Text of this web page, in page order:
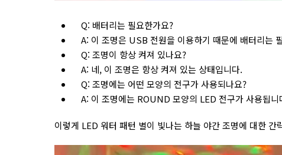
Q: 배터리는 필요한가요?
A: 이 조명은 USB 전원을 이용하기 때문에 배터리는
Q: 조명이 항상 켜져 있나요?
A: 네, 이 조명은 항상 켜져 있는 상태입니다.
Q: 조명에는 어떤 모양의 전구가 사용되나요?
A: 이 조명에는 ROUND 모양의 LED 전구가 사용됩니
이렇게 LED 워터 패턴 별이 빛나는 하늘 야간 조명에 대한